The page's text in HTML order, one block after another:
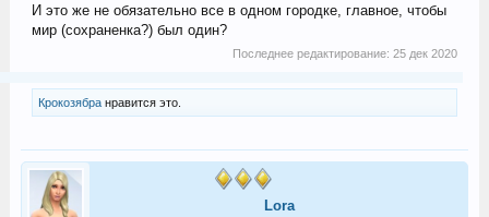
И это же не обязательно все в одном городке, главное, чтобы
мир (сохраненка?) был один?
Последнее редактирование:25 дек 2020
Крокозябранравится это.
Lora